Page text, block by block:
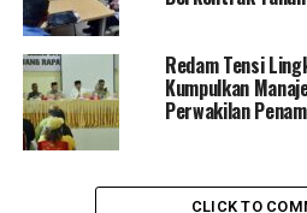
“Meski demikian tentu tidak ada
tetapi ini sebagai bentuk
demikian dengan pengendara
dalam menggunakan sabuk
keselamatan pula,” Ujarnya.
“Mari kita biasakan
Redam Tensi
Kumpulkan
Perwakilan
CLICK TO